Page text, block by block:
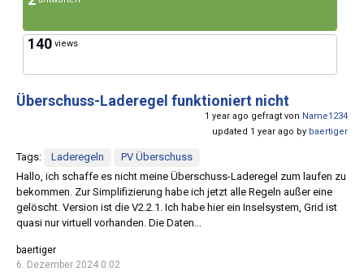
140 views
Überschuss-Laderegel funktioniert nicht
1 year ago gefragt von Name1234
updated 1 year ago by baertiger
Tags: Laderegeln
PV Überschuss
Hallo, ich schaffe es nicht meine Überschuss-Laderegel zum laufen zu
bekommen. Zur Simplifizierung habe ich jetzt alle Regeln außer eine
gelöscht. Version ist die V2.2.1. Ich habe hier ein Inselsystem, Grid ist
quasi nur virtuell vorhanden. Die Daten...
baertiger
6. Dezember 2024 0:02